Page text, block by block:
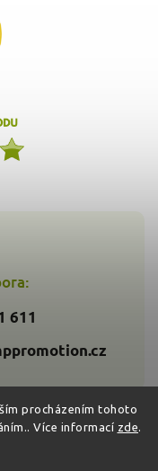
procházením tohoto
Více informací zde.
611
práva vyhrazena.